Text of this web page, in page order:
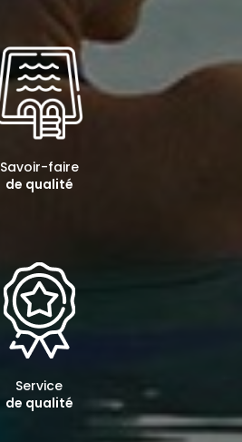
Savoir-faire
de qualité
Service
de qualité